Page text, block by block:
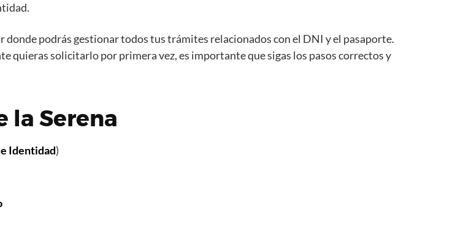
donde podrás gestionar todos tus trámites relacionados con el DNI y el pasaporte.
quieras solicitarlo por primera vez, es importante que sigas los pasos correctos y
la Serena
Identidad)